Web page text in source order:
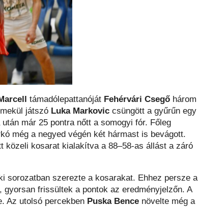
támadólepattanóját Fehérvári Csegő három
játszó Luka Markovic csüngött a gyűrűn egy
már 25 pontra nőtt a somogyi fór. Főleg
még a negyed végén két hármast is bevágott.
közeli kosarat kialakítva a 88–58-as állást a záró
sorozatban szerezte a kosarakat. Ehhez persze a
frissültek a pontok az eredményjelzőn. A
Az utolsó percekben Puska Bence növelte még a